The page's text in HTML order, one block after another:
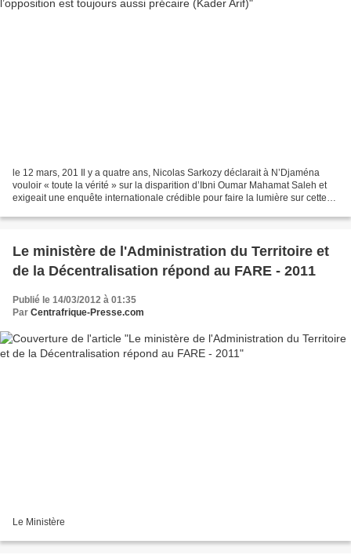
le 12 mars, 201 Il y a quatre ans, Nicolas Sarkozy déclarait à N’Djaména
vouloir « toute la vérité » sur la disparition d’Ibni Oumar Mahamat Saleh et
exigeait une enquête internationale crédible pour faire la lumière sur cette
Le ministère de l'Administration du Territoire et
de la Décentralisation répond au FARE - 2011
Publié le 14/03/2012 à 01:35
Par Centrafrique-Presse.com
Le Ministère